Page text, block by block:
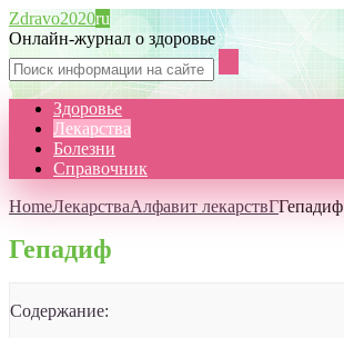
Zdravo2020ru
Онлайн-журнал о здоровье
Здоровье
Лекарства
Болезни
Справочник
HomeЛекарстваАлфавит лекарствГГепадиф
Гепадиф
Содержание: